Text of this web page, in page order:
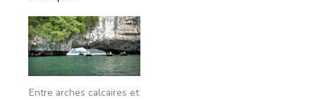
Entre arches calcaires et